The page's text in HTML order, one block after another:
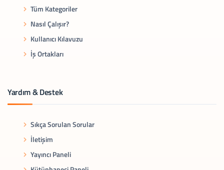
Tüm Kategoriler
Nasıl Çalışır?
Kullanıcı Kılavuzu
İş Ortakları
Yardım & Destek
Sıkça Sorulan Sorular
İletişim
Yayıncı Paneli